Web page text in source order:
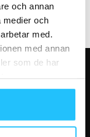
och annan
medier och
med.
med annan
som de har
när Hyrox formar